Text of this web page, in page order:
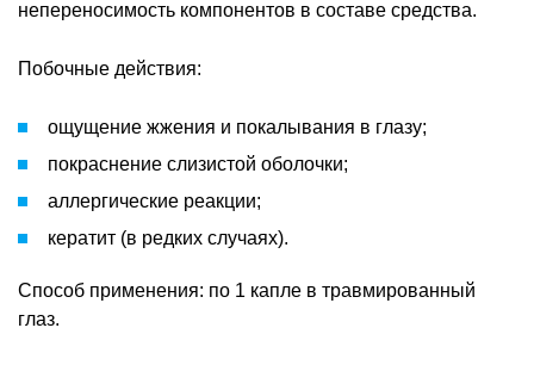
непереносимость компонентов в составе средства.
Побочные действия:
ощущение жжения и покалывания в глазу;
покраснение слизистой оболочки;
аллергические реакции;
кератит (в редких случаях).
Способ применения: по 1 капле в травмированный
глаз.